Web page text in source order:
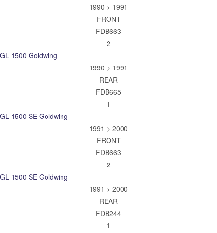
1990 > 1991
FRONT
FDB663
2
GL 1500 Goldwing
1990 > 1991
REAR
FDB665
1
GL 1500 SE Goldwing
1991 > 2000
FRONT
FDB663
2
GL 1500 SE Goldwing
1991 > 2000
REAR
FDB244
1